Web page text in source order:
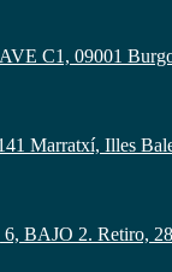
C1, 09001
Marratxí, Illes
6, BAJO 2. Retiro,